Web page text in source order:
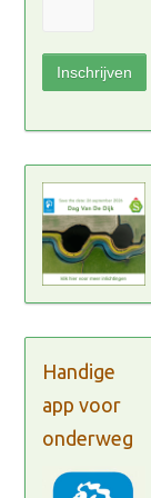
Handige
app voor
onderweg